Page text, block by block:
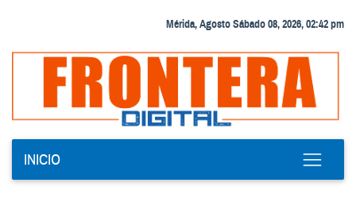
Mérida, Agosto Sábado 08, 2026, 02:42 pm
INICIO